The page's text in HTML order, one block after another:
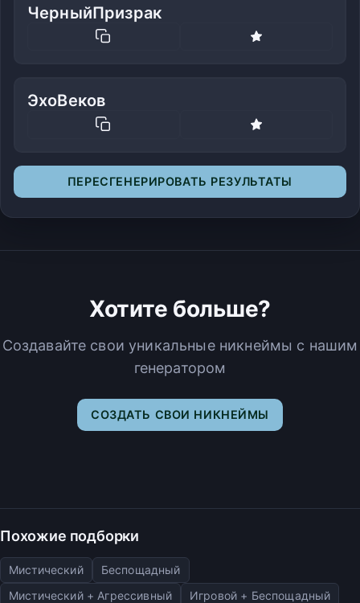
ЧерныйПризрак
ЭхоВеков
ПЕРЕСГЕНЕРИРОВАТЬ РЕЗУЛЬТАТЫ
Хотите больше?
Создавайте свои уникальные никнеймы с нашим
генератором
СОЗДАТЬ СВОИ НИКНЕЙМЫ
Похожие подборки
Мистический
Беспощадный
Мистический + Агрессивный
Игровой + Беспощадный